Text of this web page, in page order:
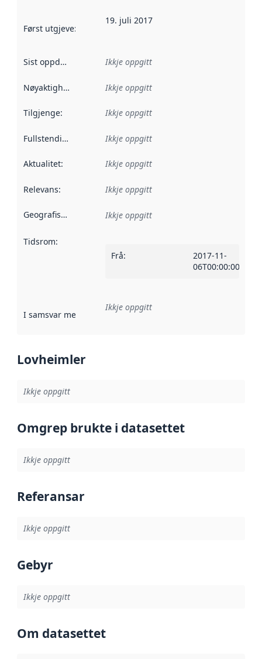
Først utgjeve: Denne datoen seier når dataa i dette
19. juli 2017
Sist oppdatert Ikkje oppgitt
Nøyaktigheit Ikkje oppgitt
Tilgjenge: Ikkje oppgitt
Fullstendigheit Ikkje oppgitt
Aktualitet: Ikkje oppgitt
Relevans: Ikkje oppgitt
Geografisk område Ikkje oppgitt
Tidsrom:
Frå:
2017-11-
06T00:00:00Z
I samsvar med Referanse til ei implementeringsregel eller
Ikkje oppgitt
Lovheimler
Ikkje oppgitt
Omgrep brukte i datasettet
Ikkje oppgitt
Referansar
Ikkje oppgitt
Gebyr
Ikkje oppgitt
Om datasettet